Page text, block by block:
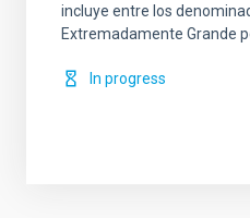
incluye entre los
Extremadamente Grande
In progress